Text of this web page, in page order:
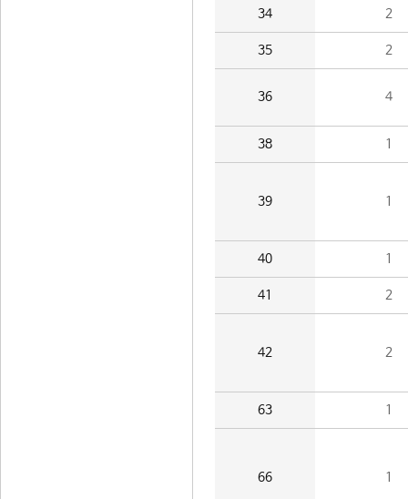
34 2
35 2
36 4
38 1
39 1
40 1
41 2
42 2
63 1
66 1